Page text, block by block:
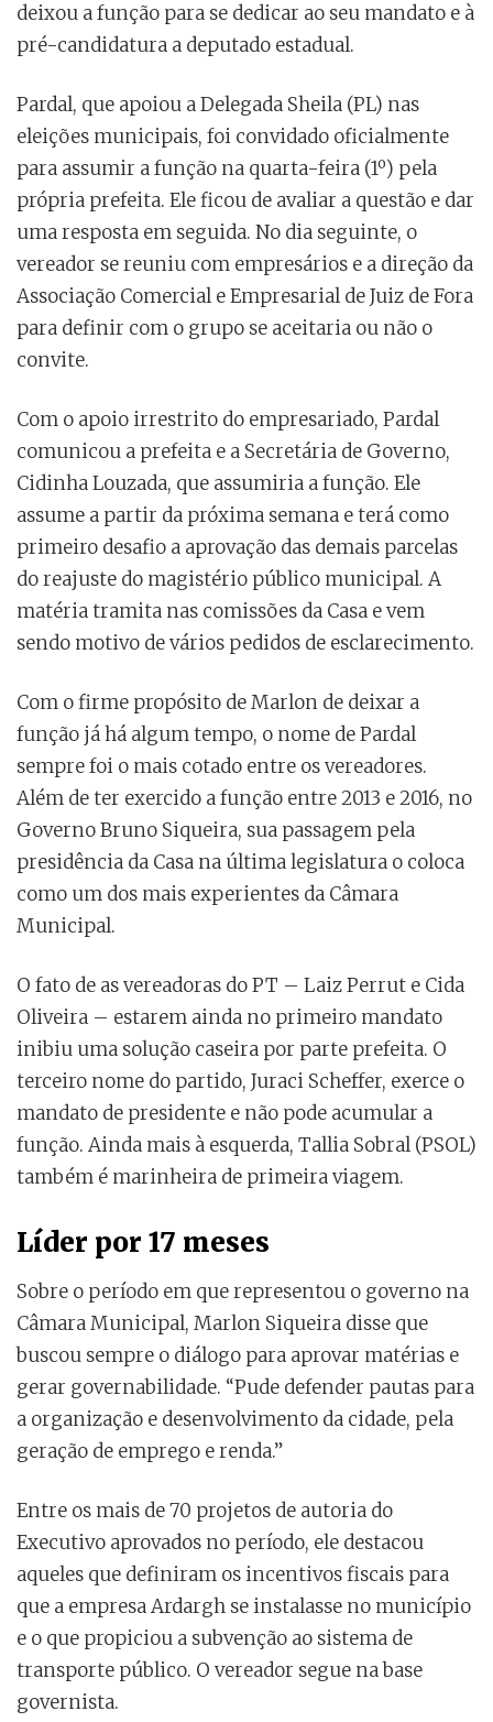
deixou a função para se dedicar ao seu mandato e à
pré-candidatura a deputado estadual.
Pardal, que apoiou a Delegada Sheila (PL) nas
eleições municipais, foi convidado oficialmente
para assumir a função na quarta-feira (1º) pela
própria prefeita. Ele ficou de avaliar a questão e dar
uma resposta em seguida. No dia seguinte, o
vereador se reuniu com empresários e a direção da
Associação Comercial e Empresarial de Juiz de Fora
para definir com o grupo se aceitaria ou não o
convite.
Com o apoio irrestrito do empresariado, Pardal
comunicou a prefeita e a Secretária de Governo,
Cidinha Louzada, que assumiria a função. Ele
assume a partir da próxima semana e terá como
primeiro desafio a aprovação das demais parcelas
do reajuste do magistério público municipal. A
matéria tramita nas comissões da Casa e vem
sendo motivo de vários pedidos de esclarecimento.
Com o firme propósito de Marlon de deixar a
função já há algum tempo, o nome de Pardal
sempre foi o mais cotado entre os vereadores.
Além de ter exercido a função entre 2013 e 2016, no
Governo Bruno Siqueira, sua passagem pela
presidência da Casa na última legislatura o coloca
como um dos mais experientes da Câmara
Municipal.
O fato de as vereadoras do PT – Laiz Perrut e Cida
Oliveira – estarem ainda no primeiro mandato
inibiu uma solução caseira por parte prefeita. O
terceiro nome do partido, Juraci Scheffer, exerce o
mandato de presidente e não pode acumular a
função. Ainda mais à esquerda, Tallia Sobral (PSOL)
também é marinheira de primeira viagem.
Líder por 17 meses
Sobre o período em que representou o governo na
Câmara Municipal, Marlon Siqueira disse que
buscou sempre o diálogo para aprovar matérias e
gerar governabilidade. “Pude defender pautas para
a organização e desenvolvimento da cidade, pela
geração de emprego e renda.”
Entre os mais de 70 projetos de autoria do
Executivo aprovados no período, ele destacou
aqueles que definiram os incentivos fiscais para
que a empresa Ardargh se instalasse no município
e o que propiciou a subvenção ao sistema de
transporte público. O vereador segue na base
governista.